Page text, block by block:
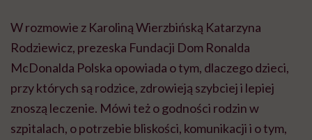
W rozmowie z Karoliną Wierzbińską Katarzyna
Rodziewicz, prezeska Fundacji Dom Ronalda
McDonalda Polska opowiada o tym, dlaczego dzieci,
przy których są rodzice, zdrowieją szybciej i lepiej
znoszą leczenie. Mówi też o godności rodzin w
szpitalach, o potrzebie bliskości, komunikacji i o tym,